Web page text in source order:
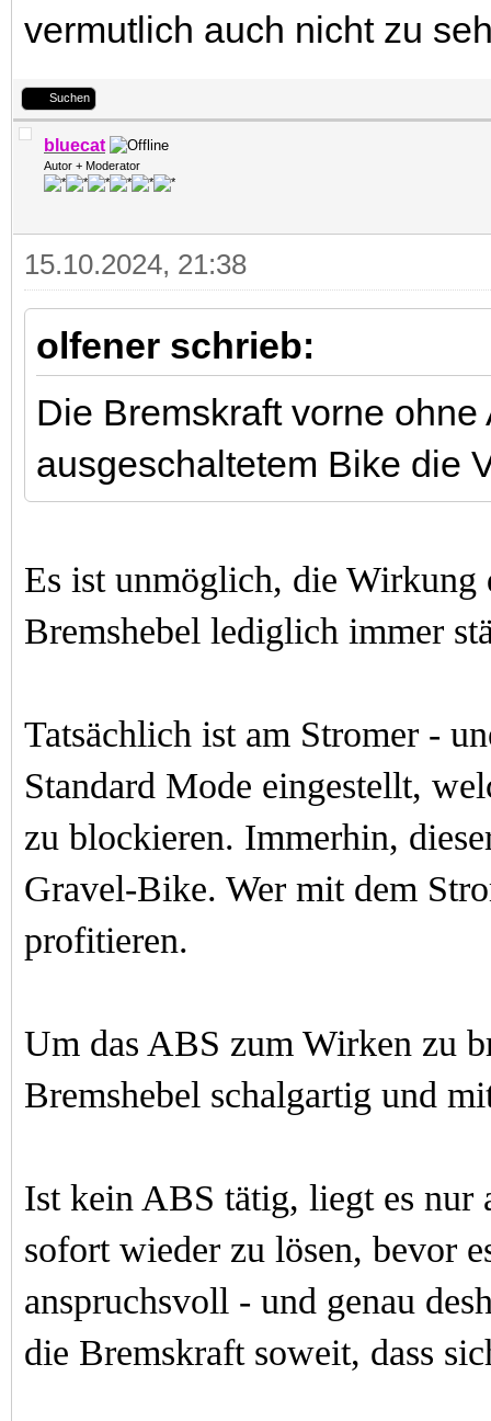
vermutlich auch nicht zu
Suchen
bluecat
Autor + Moderator
15.10.2024, 21:38
olfener schrieb:
Die Bremskraft vorne
ausgeschaltetem Bike die
Es ist unmöglich, die Wirkung
Bremshebel lediglich immer
Tatsächlich ist am Stromer -
Standard Mode eingestellt,
zu blockieren. Immerhin, d
Gravel-Bike. Wer mit dem
profitieren.
Um das ABS zum Wirken zu
Bremshebel schalgartig und
Ist kein ABS tätig, liegt es nur
sofort wieder zu lösen, bevor
anspruchsvoll - und genau
die Bremskraft soweit, dass